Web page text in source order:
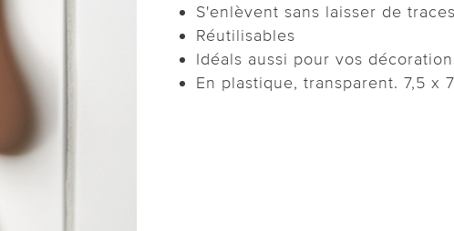
S'enlèvent sans laisser de traces
Réutilisables
Idéals aussi pour vos
En plastique, transparent. 7,5 x